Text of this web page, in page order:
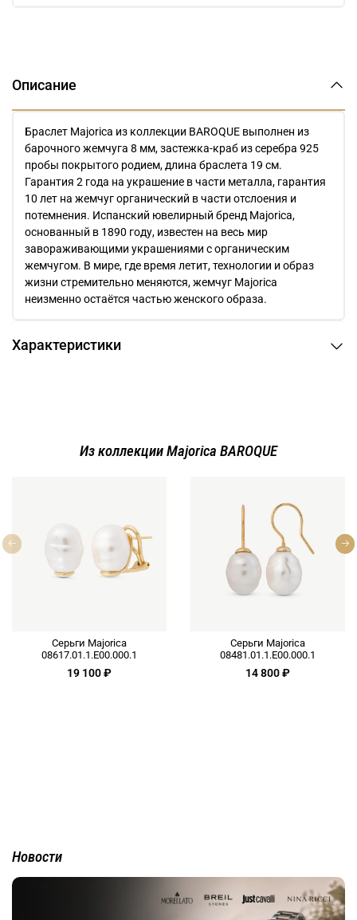
Описание
Браслет Majorica из коллекции BAROQUE выполнен из
барочного жемчуга 8 мм, застежка-краб из серебра 925
пробы покрытого родием, длина браслета 19 см.
Гарантия 2 года на украшение в части металла, гарантия
10 лет на жемчуг органический в части отслоения и
потемнения. Испанский ювелирный бренд Majorica,
основанный в 1890 году, известен на весь мир
завораживающими украшениями c органическим
жемчугом. В мире, где время летит, технологии и образ
жизни стремительно меняются, жемчуг Majorica
неизменно остаётся частью женского образа.
Характеристики
Из коллекции Majorica BAROQUE
Серьги Majorica
08617.01.1.E00.000.1
19 100 ₽
Серьги Majorica
08481.01.1.E00.000.1
14 800 ₽
Новости